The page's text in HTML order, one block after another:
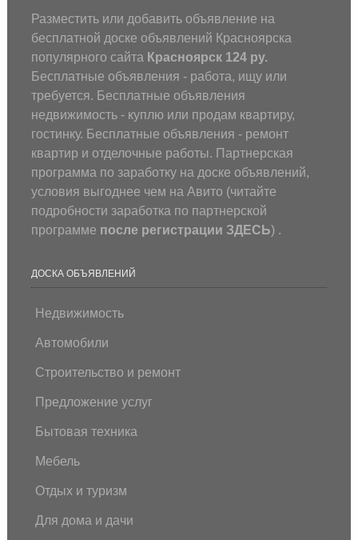
Разместить или добавить объявление на
бесплатной доске объявлений Красноярска
популярного сайта Красноярск 124 ру.
Бесплатные объявления - работа, ищу или
требуется. Бесплатные объявления
недвижимость - куплю или продам квартиру,
гостинку. Бесплатные объявления - ремонт
квартир и отделочные работы. Партнерская
программа по заработку на доске объявлений,
условия выгоднее чем на Авито (читайте
подробности заработка по партнерской
программе после регистрации ЗДЕСЬ) .
ДОСКА ОБЪЯВЛЕНИЙ
Недвижимость
Автомобили
Строительство и ремонт
Предложение услуг
Бытовая техника
Мебель
Отдых и туризм
Для дома и дачи